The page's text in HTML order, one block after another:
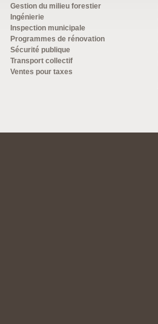
Gestion du milieu forestier
Ingénierie
Inspection municipale
Programmes de rénovation
Sécurité publique
Transport collectif
Ventes pour taxes